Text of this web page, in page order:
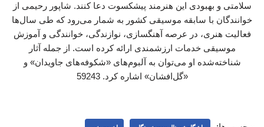
سلامتی و بهبودی این هنرمند پیشکسوت دعا کنند. شاپور رحیمی از
خوانندگان با سابقه موسیقی کشور به شمار می‌رود که طی سال‌ها
فعالیت هنری، در عرصه آهنگسازی، نوازندگی، خوانندگی و آموزش
موسیقی خدمات ارزشمندی ارائه کرده است. از جمله آثار
شناخته‌شده او می‌توان به آلبوم‌های «شکوفه‌های جاویدان» و
«گل‌افشان» اشاره کرد. 59243